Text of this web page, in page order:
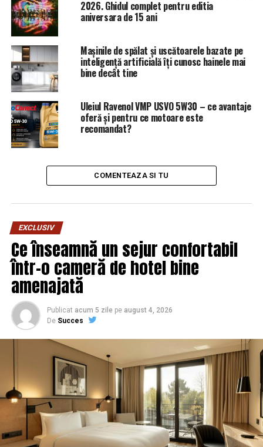
de a se autoguverna în interiorul României,” se arată în
descrierea petiţiei de pe change.org.
ARTICOLE PE ACEIASI TEMA: PRIMA
URMATORUL
Sentință ȘOC pentru câștigătorul EXATLON! Vladimir
Drăghia, condamnat la închisoare / Comisarul de
Prahova – Comisarul de Prahova
NU RATATI
Fundația Alexandrion a decernat pentru prima dată
Premiile Internaționale Constantin Brâncoveanu în
Statele Unite
2026. Ghidul complet pentru editia
aniversara de 15 ani
Mașinile de spălat și uscătoarele bazate pe
inteligență artificială îți cunosc hainele mai
bine decât tine
Uleiul Ravenol VMP USVO 5W30 – ce avantaje
oferă și pentru ce motoare este
recomandat?
COMENTEAZA SI TU
EXCLUSIV
Ce înseamnă un sejur confortabil
într-o cameră de hotel bine
amenajată
Publicat acum 5 zile pe august 4, 2026
De Succes